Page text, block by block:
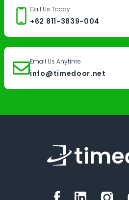
Call Us Today
+62 811-3839-004
Email Us Anytime
info@timedoor.net